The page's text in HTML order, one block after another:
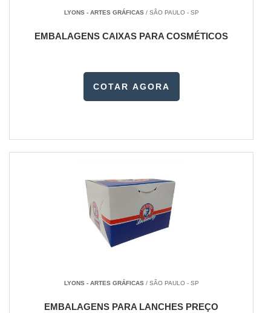
LYONS - ARTES GRÁFICAS/ SÃO PAULO - SP
EMBALAGENS CAIXAS PARA COSMÉTICOS
COTAR AGORA
LYONS - ARTES GRÁFICAS/ SÃO PAULO - SP
EMBALAGENS PARA LANCHES PREÇO